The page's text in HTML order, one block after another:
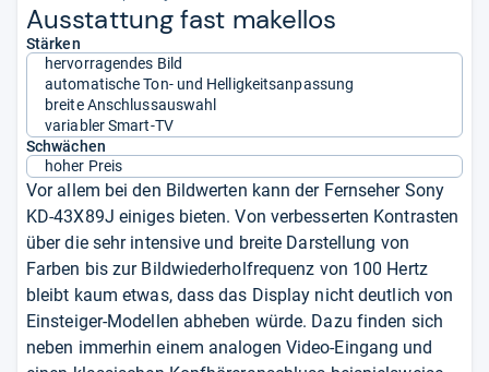
Aus­stat­tung fast makel­los
Stärken
hervorragendes Bild
automatische Ton- und Helligkeitsanpassung
breite Anschlussauswahl
variabler Smart-TV
Schwächen
hoher Preis
Vor allem bei den Bildwerten kann der Fernseher Sony
KD-43X89J einiges bieten. Von verbesserten Kontrasten
über die sehr intensive und breite Darstellung von
Farben bis zur Bildwiederholfrequenz von 100 Hertz
bleibt kaum etwas, dass das Display nicht deutlich von
Einsteiger-Modellen abheben würde. Dazu finden sich
neben immerhin einem analogen Video-Eingang und